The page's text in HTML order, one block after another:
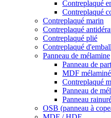
Contreplaqué
Contreplaqué
Contreplaqué marin
Contreplaqué
Contreplaqué plié
Contreplaqué
Panneau de mélamine
Panneau de
MDF mélaminé
Contreplaqué
Panneau de
Panneau
OSB (panneau à